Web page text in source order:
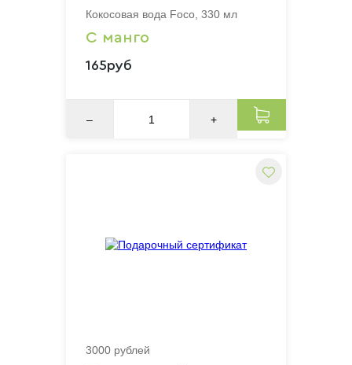
Кокосовая вода Foco, 330 мл
С манго
165руб
– +
3000 рублей